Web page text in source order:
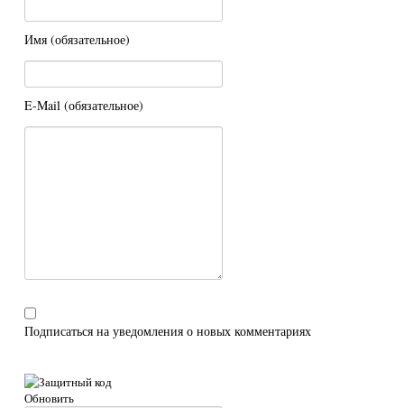
Имя (обязательное)
E-Mail (обязательное)
Подписаться на уведомления о новых комментариях
Обновить